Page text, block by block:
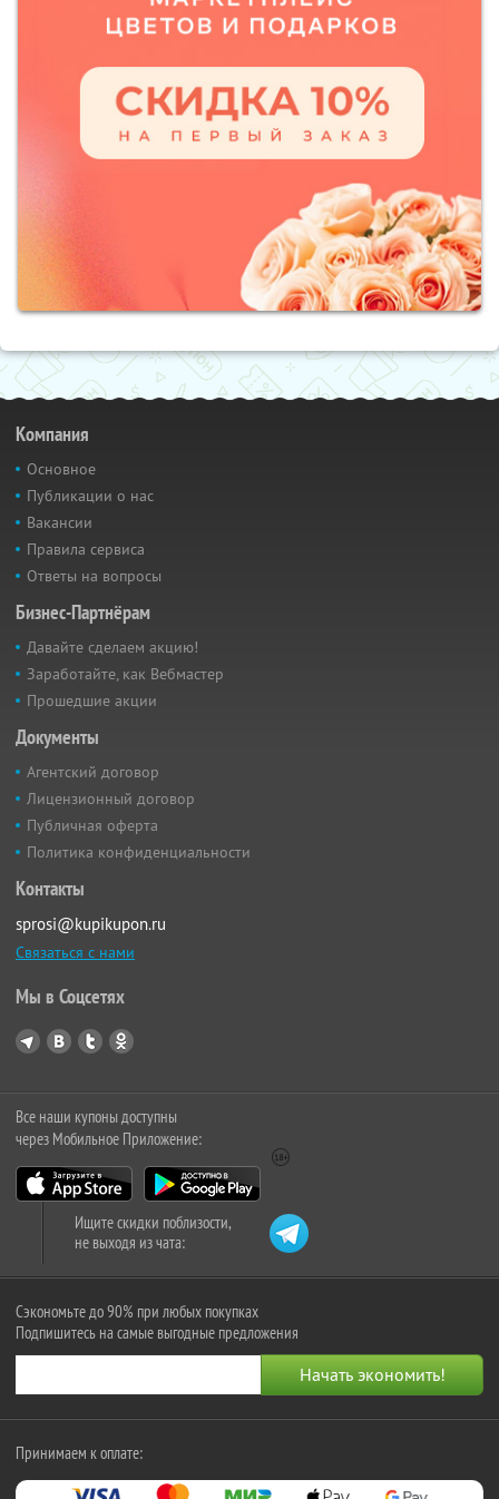
Компания
Основное
Публикации о нас
Вакансии
Правила сервиса
Ответы на вопросы
Бизнес-Партнёрам
Давайте сделаем акцию!
Заработайте, как Вебмастер
Прошедшие акции
Документы
Агентский договор
Лицензионный договор
Публичная оферта
Политика конфиденциальности
Контакты
sprosi@kupikupon.ru
Связаться с нами
Мы в Соцсетях
Все наши купоны доступны
через Мобильное Приложение:
Ищите скидки поблизости,
не выходя из чата:
Сэкономьте до 90% при любых покупках
Подпишитесь на самые выгодные предложения
Принимаем к оплате: